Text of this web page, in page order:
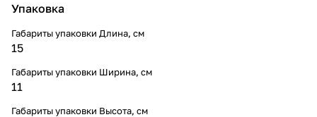
Упаковка
Габариты упаковки Длина, см
15
Габариты упаковки Ширина, см
11
Габариты упаковки Высота, см